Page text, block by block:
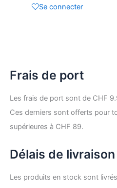
Se connecter
Frais de port
Les frais de port sont de CHF
Ces derniers sont offerts pour
supérieures à CHF 89.
Délais de livraison
Les produits en stock sont